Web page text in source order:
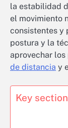
la estabilidad
el movimiento
consistentes y
postura y la
aprovechar
de distancia y
Key